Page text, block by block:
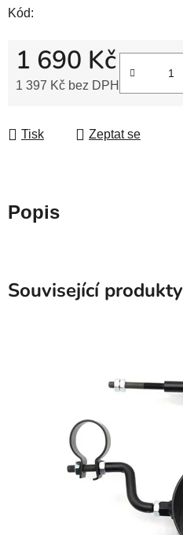
Kód:
1 690 Kč
1 397 Kč bez DPH
Tisk Zeptat se
Popis
Související produkty